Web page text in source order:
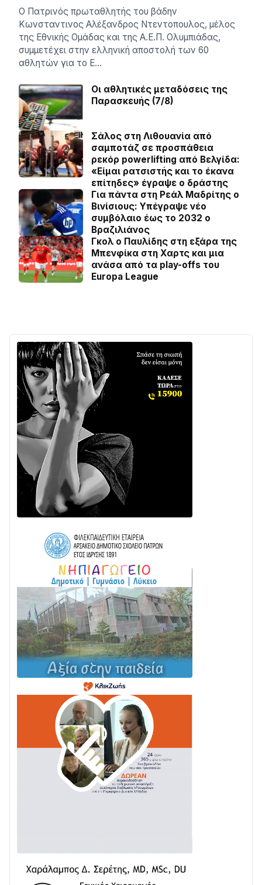
Ο Πατρινός πρωταθλητής του βάδην
Κωνσταντινος Αλέξανδρος Ντεντοπουλος, μέλος
της Εθνικής Ομάδας και της Α.Ε.Π. Ολυμπιάδας,
συμμετέχει στην ελληνική αποστολή των 60
αθλητών για το Ε…
Οι αθλητικές μεταδόσεις της
Παρασκευής (7/8)
Σάλος στη Λιθουανία από
σαμποτάζ σε προσπάθεια
ρεκόρ powerlifting από Βελγίδα:
«Είμαι ρατσιστής και το έκανα
επίτηδες» έγραψε ο δράστης
Για πάντα στη Ρεάλ Μαδρίτης ο
Βινίσιους: Yπέγραψε νέο
συμβόλαιο έως το 2032 ο
Βραζιλιάνος
Γκολ ο Παυλίδης στη εξάρα της
Μπενφίκα στη Χαρτς και μια
ανάσα από τα play-offs του
Europa League